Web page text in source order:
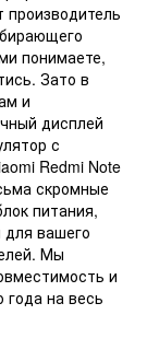
понимаете,
Зато в
и
дисплей
с
Redmi Note
скромные
питания,
для вашего
Мы
и
года на весь